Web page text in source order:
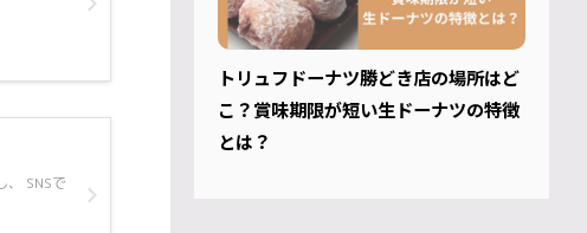
SNSで
トリュフドーナツ勝どき店の場所はど
こ？賞味期限が短い生ドーナツの特徴
とは？